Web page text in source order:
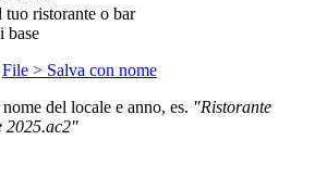
tuo ristorante o bar
base
File > Salva con nome
del locale e anno, es. "Ristorante
2025.ac2"